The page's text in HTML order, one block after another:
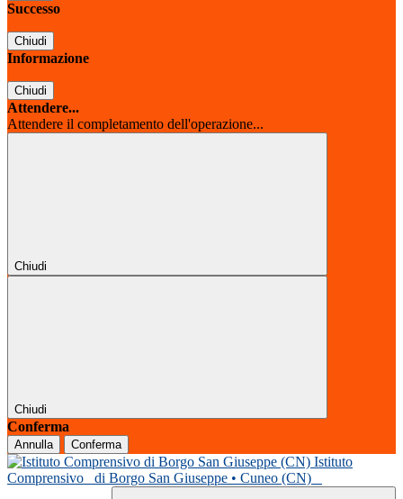
Successo
Chiudi
Informazione
Chiudi
Attendere...
Attendere il completamento dell'operazione...
Chiudi
Chiudi
Conferma
Annulla Conferma
Istituto
Comprensivo
di Borgo San Giuseppe • Cuneo (CN)